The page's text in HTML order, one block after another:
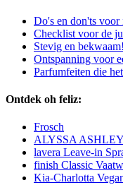
Do's en don'ts voor
Checklist voor de
Stevig en
Ontspanning voor
Parfumfeiten die
Ontdek oh feliz:
Frosch
ALYSSA
lavera Leave-in
finish Classic
Kia-Charlotta